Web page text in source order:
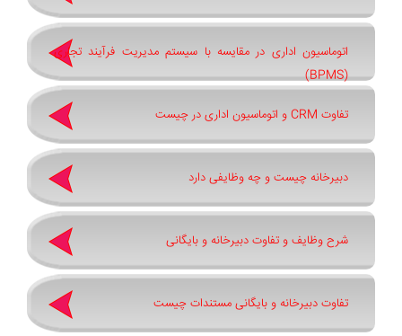
اتوماسیون اداری در مقایسه با سیستم مدیریت فرآیند تجاری
(BPMS)
تفاوت CRM و اتوماسیون اداری در چیست
دبیرخانه چیست و چه وظایفی دارد
شرح وظایف و تفاوت دبیرخانه و بایگانی
تفاوت دبیرخانه و بایگانی مستندات چیست